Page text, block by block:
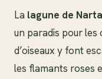
La lagune de Narta
un paradis pour les
d’oiseaux y font
les flamants roses